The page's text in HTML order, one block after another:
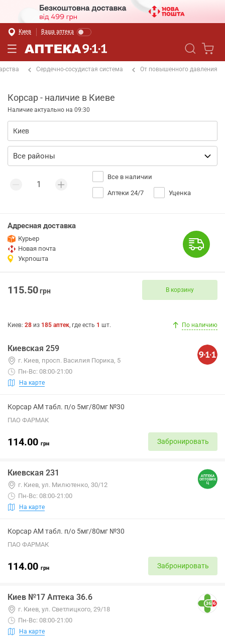
Киев Ваша аптека
Сердечно-сосудистая система От повышенного давления
Корсар - наличие в Киеве
Наличие актуально на 09:30
Все в наличии
Аптеки 24/7 Уценка
Адресная доставка
Курьер
Новая почта
Укрпошта
115.50грн В корзину
Киев: 28 из 185 аптек, где есть 1 шт. По наличию
Киевская 259
г. Киев, просп. Василия Порика, 5
Пн-Вс: 08:00-21:00
На карте
Корсар АМ табл. п/о 5мг/80мг №30
ПАО ФАРМАК
114.00 грн Забронировать
Киевская 231
г. Киев, ул. Милютенко, 30/12
Пн-Вс: 08:00-21:00
На карте
Корсар АМ табл. п/о 5мг/80мг №30
ПАО ФАРМАК
114.00 грн Забронировать
Киев №17 Аптека 36.6
г. Киев, ул. Светлицкого, 29/18
Пн-Вс: 08:00-21:00
На карте